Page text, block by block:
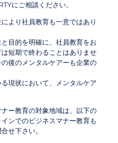
にご相談ください。
より社員教育も一意ではあり
目的を明確に、社員教育をお
短期で終わることはありませ
後のメンタルケアーも企業の
現状において、メンタルケア
ー教育の対象地域は、以下の
ンでのビジネスマナー教育も
せ下さい。